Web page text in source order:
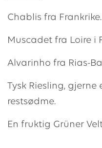
Chablis fra Frankrike.
Muscadet fra Loire i
Alvarinho fra Rias-
Tysk Riesling,
restsødme.
En fruktig Grüner